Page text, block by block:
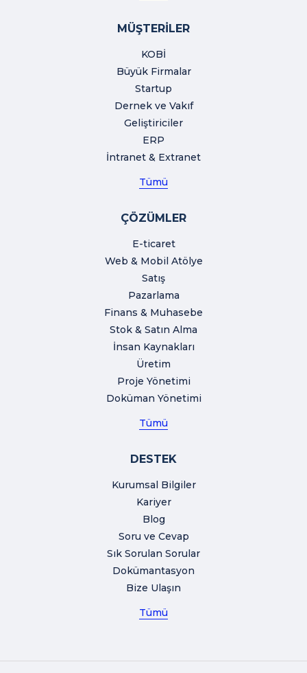
MÜŞTERİLER
KOBİ
Büyük Firmalar
Startup
Dernek ve Vakıf
Geliştiriciler
ERP
İntranet & Extranet
Tümü
ÇÖZÜMLER
E-ticaret
Web & Mobil Atölye
Satış
Pazarlama
Finans & Muhasebe
Stok & Satın Alma
İnsan Kaynakları
Üretim
Proje Yönetimi
Doküman Yönetimi
Tümü
DESTEK
Kurumsal Bilgiler
Kariyer
Blog
Soru ve Cevap
Sık Sorulan Sorular
Dokümantasyon
Bize Ulaşın
Tümü